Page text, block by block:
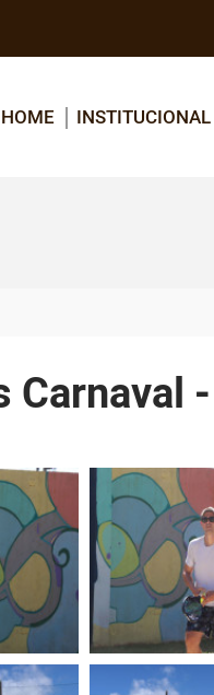
HOME INSTITUCIONAL
Carnaval